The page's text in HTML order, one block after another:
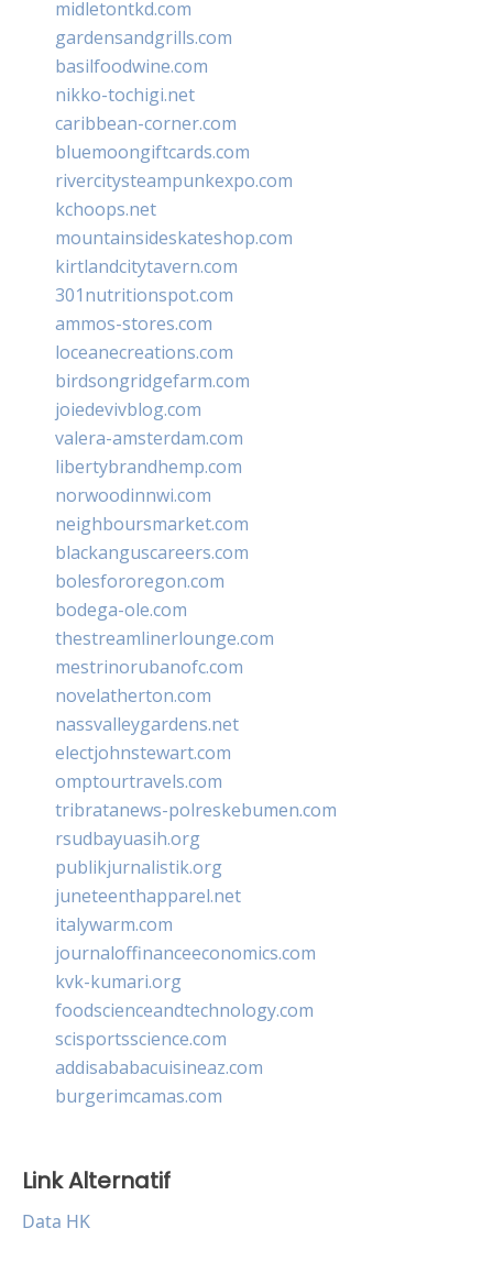
midletontkd.com
gardensandgrills.com
basilfoodwine.com
nikko-tochigi.net
caribbean-corner.com
bluemoongiftcards.com
rivercitysteampunkexpo.com
kchoops.net
mountainsideskateshop.com
kirtlandcitytavern.com
301nutritionspot.com
ammos-stores.com
loceanecreations.com
birdsongridgefarm.com
joiedevivblog.com
valera-amsterdam.com
libertybrandhemp.com
norwoodinnwi.com
neighboursmarket.com
blackanguscareers.com
bolesfororegon.com
bodega-ole.com
thestreamlinerlounge.com
mestrinorubanofc.com
novelatherton.com
nassvalleygardens.net
electjohnstewart.com
omptourtravels.com
tribratanews-polreskebumen.com
rsudbayuasih.org
publikjurnalistik.org
juneteenthapparel.net
italywarm.com
journaloffinanceeconomics.com
kvk-kumari.org
foodscienceandtechnology.com
scisportsscience.com
addisababacuisineaz.com
burgerimcamas.com
Link Alternatif
Data HK